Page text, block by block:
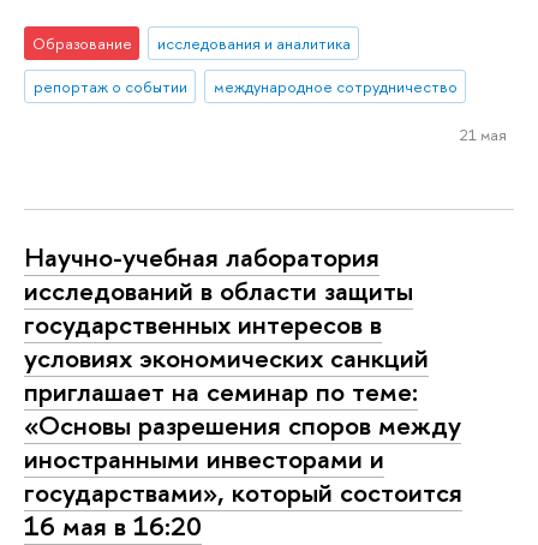
Образование
исследования и аналитика
репортаж о событии
международное сотрудничество
21 мая
Научно-учебная лаборатория
исследований в области защиты
государственных интересов в
условиях экономических санкций
приглашает на семинар по теме:
«Основы разрешения споров между
иностранными инвесторами и
государствами», который состоится
16 мая в 16:20